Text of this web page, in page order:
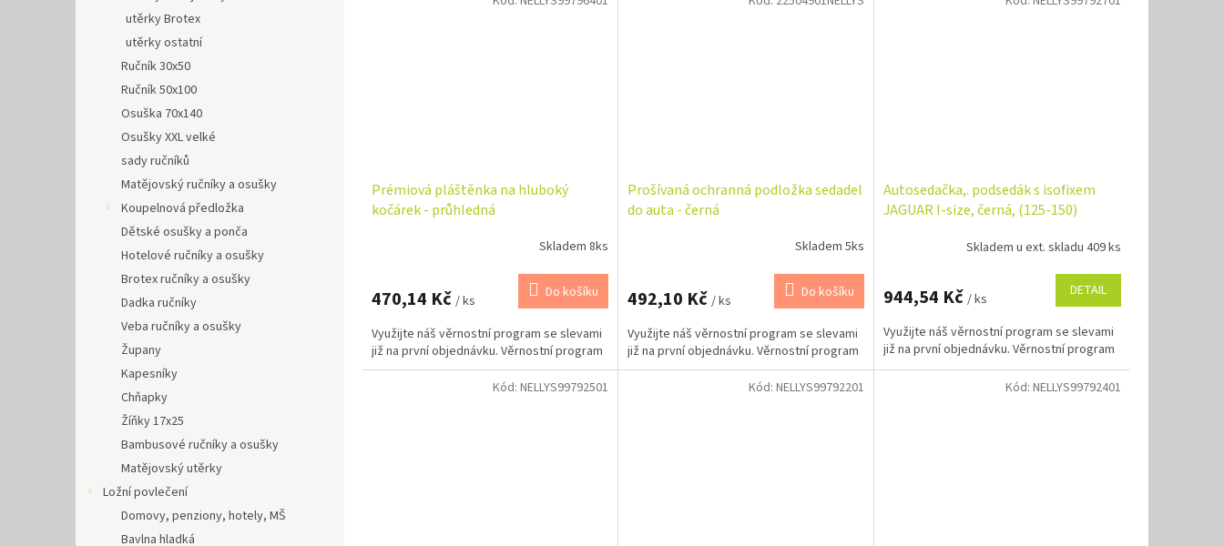
utěrky Brotex
utěrky ostatní
Ručník 30x50
Ručník 50x100
Osuška 70x140
Osušky XXL velké
sady ručníků
Matějovský ručníky a osušky
Koupelnová předložka
Dětské osušky a ponča
Hotelové ručníky a osušky
Brotex ručníky a osušky
Dadka ručníky
Veba ručníky a osušky
Župany
Kapesníky
Chňapky
Žíňky 17x25
Bambusové ručníky a osušky
Matějovský utěrky
Ložní povlečení
Domovy, penziony, hotely, MŠ
Bavlna hladká
Prémiová pláštěnka na hluboký
kočárek - průhledná
Skladem 8ks
470,14 Kč / ks Do košíku
Využijte náš věrnostní program se slevami
již na první objednávku. Věrnostní program
Prošívaná ochranná podložka sedadel
do auta - černá
Skladem 5ks
492,10 Kč / ks Do košíku
Využijte náš věrnostní program se slevami
již na první objednávku. Věrnostní program
Autosedačka,. podsedák s isofixem
JAGUAR I-size, černá, (125-150)
Skladem u ext. skladu 409 ks
944,54 Kč / ks DETAIL
Využijte náš věrnostní program se slevami
již na první objednávku. Věrnostní program
Kód: NELLYS99792501 Kód: NELLYS99792201 Kód: NELLYS99792401